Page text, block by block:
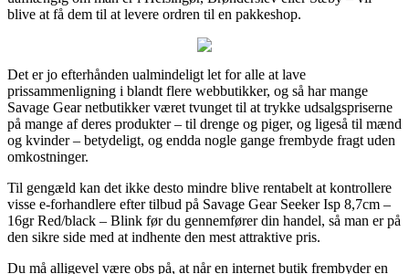
blive at få dem til at levere ordren til en pakkeshop.
Det er jo efterhånden ualmindeligt let for alle at lave
prissammenligning i blandt flere webbutikker, og så har mange
Savage Gear netbutikker været tvunget til at trykke udsalgspriserne
på mange af deres produkter – til drenge og piger, og ligeså til mænd
og kvinder – betydeligt, og endda nogle gange frembyde fragt uden
omkostninger.
Til gengæld kan det ikke desto mindre blive rentabelt at kontrollere
visse e-forhandlere efter tilbud på Savage Gear Seeker Isp 8,7cm –
16gr Red/black – Blink før du gennemfører din handel, så man er på
den sikre side med at indhente den mest attraktive pris.
Du må alligevel være obs på, at når en internet butik frembyder en